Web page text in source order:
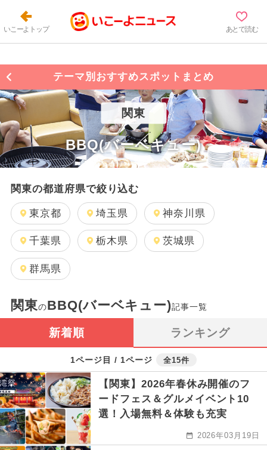
いこーよトップ あとで読む
テーマ別おすすめスポットまとめ
関東
BBQ(バーベキュー)
関東の都道府県で絞り込む
東京都 埼玉県 神奈川県
千葉県 栃木県 茨城県
群馬県
関東のBBQ(バーベキュー)記事一覧
新着順 ランキング
1ページ目 / 1ページ 全15件
【関東】2026年春休み開催のフ
ードフェス＆グルメイベント10
選！入場無料＆体験も充実
2026年03月19日